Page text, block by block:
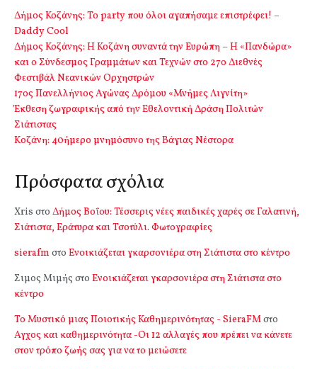
Δήμος Κοζάνης: Το party που όλοι αγαπήσαμε επιστρέφει! –
Daddy Cool
Δήμος Κοζάνης: Η Κοζάνη συναντά την Ευρώπη – Η «Πανδώρα»
και ο Σύνδεσμος Γραμμάτων και Τεχνών στο 27ο Διεθνές
Φεστιβάλ Νεανικών Ορχηστρών
17ος Πανελλήνιος Αγώνας Δρόμου «Μνήμες Λιγνίτη»
Έκθεση ζωγραφικής από την Εθελοντική Δράση Πολιτών
Σιάτιστας
Kοζάνη: 40ήμερο μνημόσυνο της Βάγιας Νέστορα
Πρόσφατα σχόλια
Xris στο Δήμος Βοΐου: Τέσσερις νέες παιδικές χαρές σε Γαλατινή,
Σιάτιστα, Εράτυρα και Τσοτύλι. Φωτογραφίες
sierafm στο Ενοικιάζεται γκαρσονιέρα στη Σιάτιστα στο κέντρο
Σιμος Μιμής στο Ενοικιάζεται γκαρσονιέρα στη Σιάτιστα στο
κέντρο
Το Μυστικό μιας Ποιοτικής Καθημερινότητας - SieraFMστο
Αγχος και καθημερινότητα -Οι 12 αλλαγές που πρέπει να κάνετε
στον τρόπο ζωής σας για να το μειώσετε